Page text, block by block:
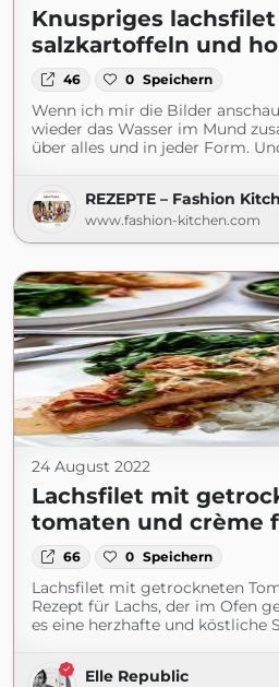
Knuspriges
salzkartoffeln und
46 0 Speichern
Wenn ich mir die Bilder
wieder das Wasser im Mund
über alles und in jeder Form.
REZEPTE – Fashion
www.fashion-kitchen.com
24 August 2022
Lachsfilet mit
tomaten und crème
66 0 Speichern
Lachsfilet mit getrockneten
Rezept für Lachs, der im Ofen
es eine herzhafte und köstliche
Elle Republic